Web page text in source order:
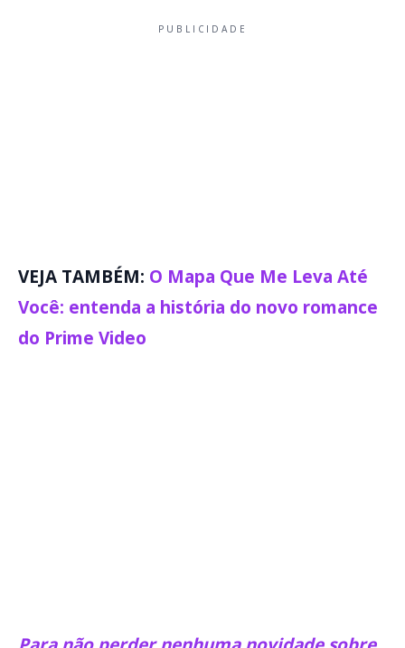
PUBLICIDADE
VEJA TAMBÉM: O Mapa Que Me Leva Até
Você: entenda a história do novo romance
do Prime Video